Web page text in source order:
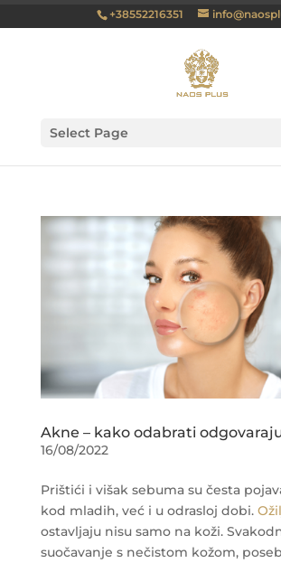
+38552216351
Select Page
Akne – kako odabrati
16/08/2022
Prištići i višak sebuma su česta
kod mladih, već i u odrasloj dobi.
ostavljaju nisu samo na koži.
suočavanje s nečistom kožom,